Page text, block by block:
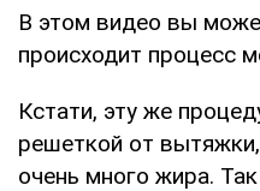
В этом видео вы
происходит процесс
Кстати, эту же
решеткой от
очень много жира.